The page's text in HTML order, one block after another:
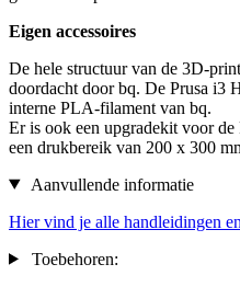
Eigen accessoires
De hele structuur van de 3D-
doordacht door bq. De Prusa i3
interne PLA-filament van bq.
Er is ook een upgradekit voor de
een drukbereik van 200 x 300
Aanvullende informatie
Hier vind je alle handleidingen
Toebehoren: